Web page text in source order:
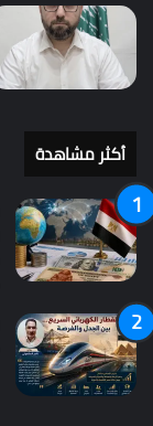
أكثر مشاهدة